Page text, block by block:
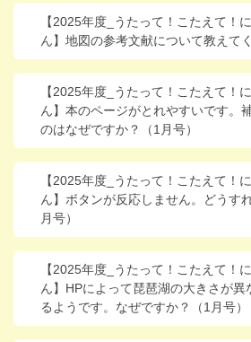
進研ゼミ 高校講座
会員サイトはこちら
【2025年度_うたって！こたえて！
ん】地図の参考文献について教えて
【2025年度_うたって！こたえて！
ん】本のページがとれやすいです。
のはなぜですか？（1月号）
【2025年度_うたって！こたえて！
ん】ボタンが反応しません。どうす
月号）
【2025年度_うたって！こたえて！
ん】HPによって琵琶湖の大きさが
るようです。なぜですか？（1月号）